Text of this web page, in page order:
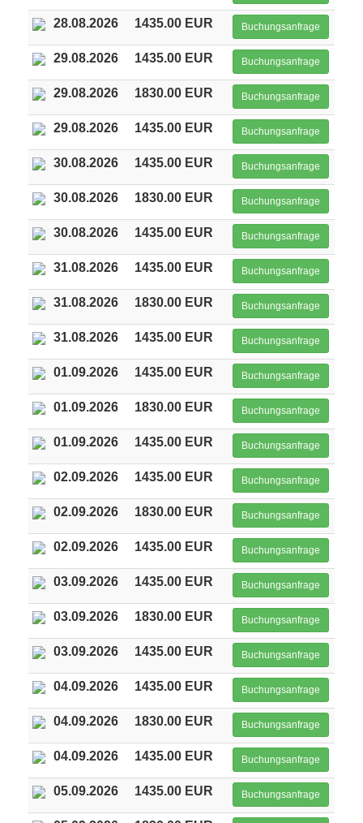
28.08.2026 1435.00 EUR Buchungsanfrage
29.08.2026 1435.00 EUR Buchungsanfrage
29.08.2026 1830.00 EUR Buchungsanfrage
29.08.2026 1435.00 EUR Buchungsanfrage
30.08.2026 1435.00 EUR Buchungsanfrage
30.08.2026 1830.00 EUR Buchungsanfrage
30.08.2026 1435.00 EUR Buchungsanfrage
31.08.2026 1435.00 EUR Buchungsanfrage
31.08.2026 1830.00 EUR Buchungsanfrage
31.08.2026 1435.00 EUR Buchungsanfrage
01.09.2026 1435.00 EUR Buchungsanfrage
01.09.2026 1830.00 EUR Buchungsanfrage
01.09.2026 1435.00 EUR Buchungsanfrage
02.09.2026 1435.00 EUR Buchungsanfrage
02.09.2026 1830.00 EUR Buchungsanfrage
02.09.2026 1435.00 EUR Buchungsanfrage
03.09.2026 1435.00 EUR Buchungsanfrage
03.09.2026 1830.00 EUR Buchungsanfrage
03.09.2026 1435.00 EUR Buchungsanfrage
04.09.2026 1435.00 EUR Buchungsanfrage
04.09.2026 1830.00 EUR Buchungsanfrage
04.09.2026 1435.00 EUR Buchungsanfrage
05.09.2026 1435.00 EUR Buchungsanfrage